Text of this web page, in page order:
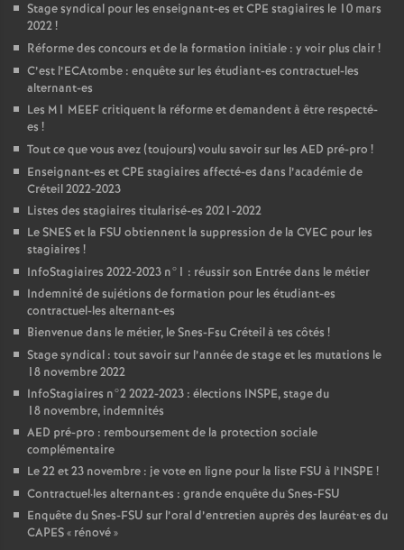
Stage syndical pour les enseignant-es etCPE stagiaires le 10 mars
2022!
Réforme des concours et de la formation initiale : y voir plus clair!
C’est l’ECAtombe : enquête sur les étudiant-es contractuel-les
alternant-es
Les M1 MEEFcritiquent la réforme et demandent à être respecté-
es !
Tout ce que vous avez (toujours) voulu savoir sur les AED pré-pro !
Enseignant-es etCPE stagiaires affecté-es dans l’académie de
Créteil 2022-2023
Listes des stagiaires titularisé-es 2021-2022
LeSNESet la FSU obtiennent la suppression de la CVEC pour les
stagiaires !
InfoStagiaires 2022-2023 n°1 : réussir son Entrée dans le métier
Indemnité de sujétions de formation pour les étudiant-es
contractuel-les alternant-es
Bienvenue dans le métier, le Snes-Fsu Créteil à tes côtés !
Stage syndical : tout savoir sur l’année de stage et les mutations le
18 novembre 2022
InfoStagiaires n°2 2022-2023 : élections INSPE, stage du
18 novembre, indemnités
AED pré-pro : remboursement de la protection sociale
complémentaire
Le 22 et 23 novembre : je vote en ligne pour la liste FSU à l’INSPE !
Contractuel·les alternant·es : grande enquête du Snes-FSU
Enquête du Snes-FSU sur l’oral d’entretien auprès des lauréat•es du
CAPES« rénové»